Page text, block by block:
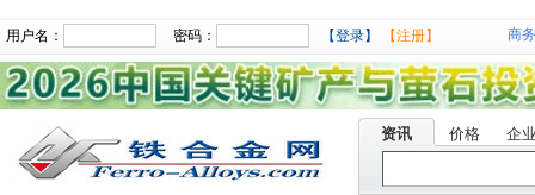
用户名： 密码： 【登录】 【注册】 商
资讯 价格 企